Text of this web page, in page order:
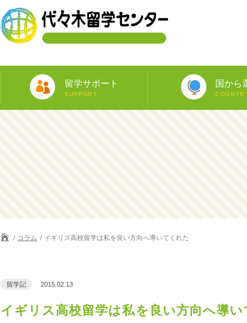
留学サポート
SUPPORT
国から
アメリカ
カナダ
オーストラリ
ニュージーラ
イギリス
アイルランド
マルタ
イタリア
スペイン
フランス
ドイツ
南アフリカ
コラム イギリス高校留学は私を良い方向へ導いてくれた
留学記 2015.02.13
イギリス高校留学は私を良い方向へ導い